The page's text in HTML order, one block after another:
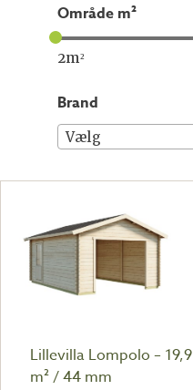
område m²
2m²
brand
Vælg
Lillevilla Lompolo – 19,9
m² / 44 mm